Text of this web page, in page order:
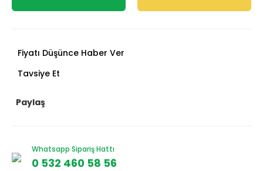
Fiyatı Düşünce Haber Ver
Tavsiye Et
Paylaş
Whatsapp Sipariş Hattı
0 532 460 58 56